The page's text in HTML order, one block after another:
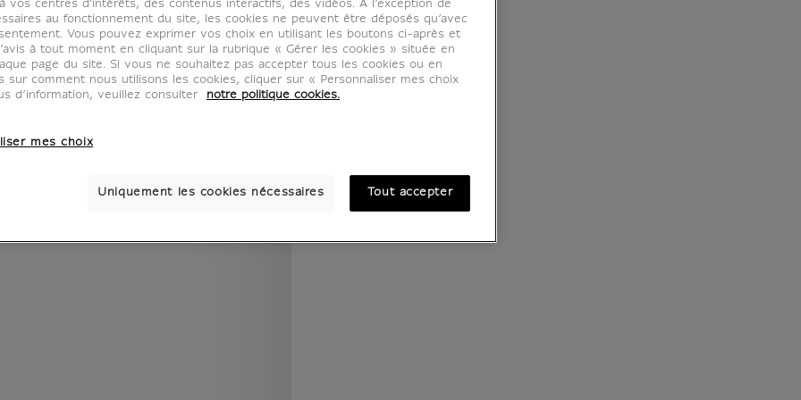
}} {{ dimensions.legend.unit }}
vos centres d'intérêts, des contenus interactifs, des vidéos. A l’exception de
au fonctionnement du site, les cookies ne peuvent être déposés qu’avec
Vous pouvez exprimer vos choix en utilisant les boutons ci-après et
à tout moment en cliquant sur la rubrique « Gérer les cookies » située en
page du site. Si vous ne souhaitez pas accepter tous les cookies ou en
sur comment nous utilisons les cookies, cliquer sur « Personnaliser mes choix
d’information, veuillez consulter
notre politique cookies.
mes choix
Uniquement les cookies nécessaires Tout accepter